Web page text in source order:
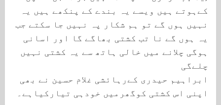
کےہوتے ہیں ویسے یہ بندے کے پنکھے ہیں یہ
نہیں ہوں گے تو ہم شکار پہ نہیں جا سکتے جب
یہ ہوں گے نا تب کشتی بھاگے گا اور اسانی
ہوگی چلانے میں خالی ہاتھ سے یہ کشتی نہیں
چلےگی
ابراہیم حیدری کےرہائشی غلام حسین نے بھی
اپنی اس کشتی کوگھرمیں خودہی تیارکیاہے۔